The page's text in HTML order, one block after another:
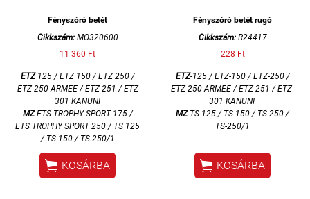
Fényszóró betét
Cikkszám:MO320600
11 360 Ft
ETZ 125 / ETZ 150 / ETZ 250 /
ETZ 250 ARMEE / ETZ 251 / ETZ
301 KANUNI
MZETS TROPHY SPORT 175 /
ETS TROPHY SPORT 250 / TS 125
/ TS 150 / TS 250/1
 KOSÁRBA
Fényszóró betét rugó
Cikkszám:R24417
228 Ft
ETZ-125 / ETZ-150 / ETZ-250 /
ETZ-250 ARMEE / ETZ-251 / ETZ-
301 KANUNI
MZTS-125 / TS-150 / TS-250 /
TS-250/1
 KOSÁRBA